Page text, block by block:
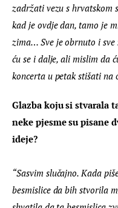
zadržati vezu s hrvatskom
kad je ovdje dan, tamo je
zima… Sve je obrnuto i
ću se i dalje, ali mislim da
koncerta u petak stišati na
Glazba koju si stvarala
neke pjesme su pisane
ideje?
“Sasvim slučajno. Kada
besmislice da bih stvorila